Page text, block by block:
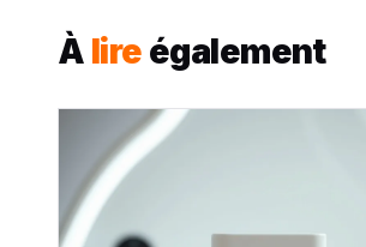
À lire également